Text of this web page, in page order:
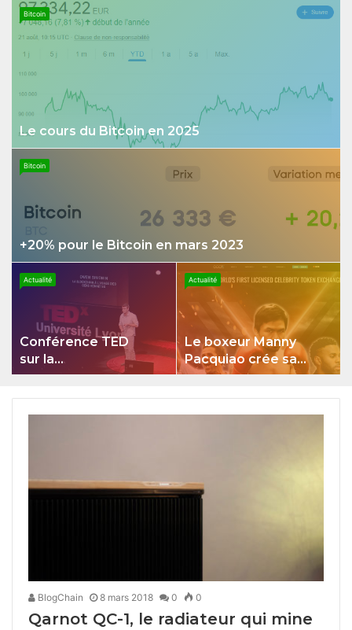
Bitcoin
Le cours du Bitcoin en 2025
Bitcoin
+20% pour le Bitcoin en mars 2023
Actualité
Conférence TED
sur la
cryptomonnaie
Actualité
Le boxeur Manny
Pacquiao crée sa
propre
Token
BlogChain 8 mars 2018 0 0
Qarnot QC-1, le radiateur qui mine